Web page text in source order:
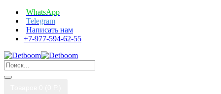
WhatsApp
Telegram
Написать нам
+7-977-594-62-55